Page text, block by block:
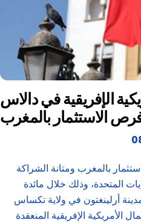
الإفريقية في دالاس
الاستثمار بالمغرب
بالمغرب ومتانة الشراكة
المتحدة، وذلك خلال مائدة
أرلينغتون في ولاية تكساس
الإفريقية المنعقدة